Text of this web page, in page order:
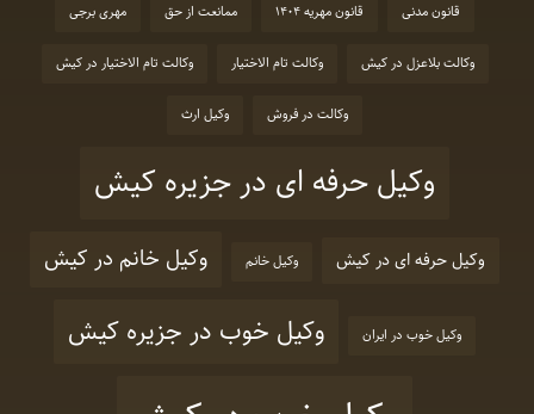
قانون مدنی قانون مهریه 1404 ممانعت از حق مهری برجی
وکالت بلاعزل در کیش وکالت تام الاختیار وکالت تام الاختیار در کیش
وکالت در فروش وکیل ارث
وکیل حرفه ای در جزیره کیش
وکیل حرفه ای در کیش وکیل خانم وکیل خانم در کیش
وکیل خوب در ایران وکیل خوب در جزیره کیش